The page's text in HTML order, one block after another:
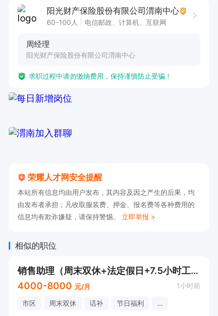
阳光财产保险股份有限公司渭南中心
60-100人 电信邮政、计算机、互联网
周经理
阳光财产保险股份有限公司渭南中心
求职过程中请勿缴纳费用，保持谨慎防止受骗！
荣耀人才网安全提醒
本站所有信息均由用户发布，其内容及因之产生的后果，均
由发布者承担；凡收取服装费、押金、报名费等各种费用的
信息均有欺诈嫌疑，请保持警惕。 立即举报 >
相似的职位
销售助理（周末双休+法定假日+7.5小时工作制）
4000-8000 元/月 1小时前
市区 周末双休 话补 节日福利 ...